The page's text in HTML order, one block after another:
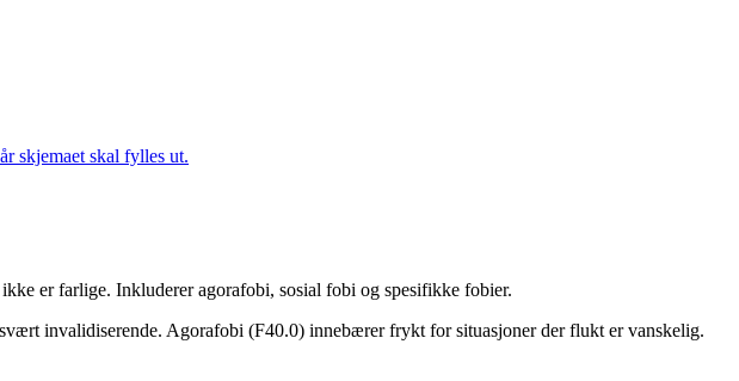
skjemaet skal fylles ut.
er farlige. Inkluderer agorafobi, sosial fobi og spesifikke fobier.
invalidiserende. Agorafobi (F40.0) innebærer frykt for situasjoner der flukt er vanskelig.